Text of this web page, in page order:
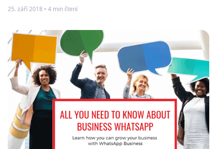
25. září 2018 • 4 min čtení